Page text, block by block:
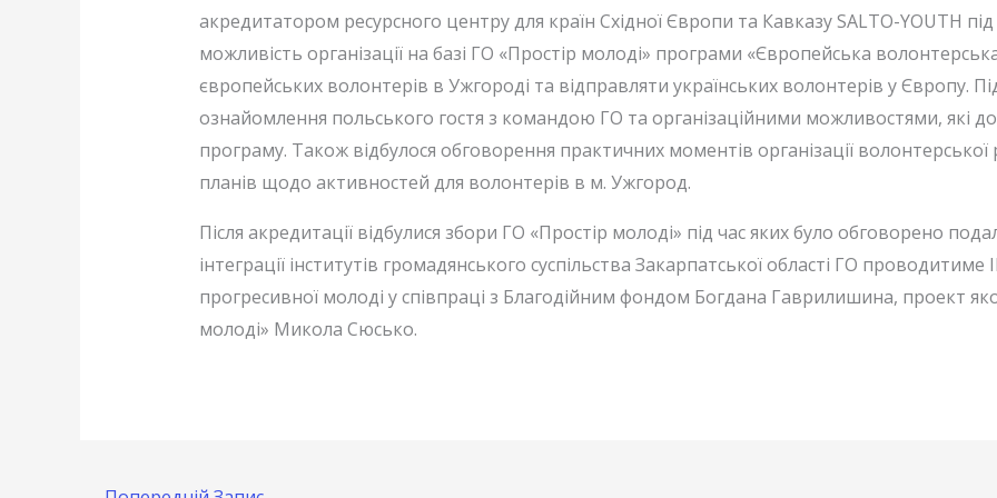
акредитатором ресурсного центру для країн Східної Європи та Кавказу SALTO-YOUTH
можливість організації на базі ГО «Простір молоді» програми «Європейська
європейських волонтерів в Ужгороді та відправляти українських волонтерів у Європу.
ознайомлення польського гостя з командою ГО та організаційними можливостями, які
програму. Також відбулося обговорення практичних моментів організації
планів щодо активностей для волонтерів в м. Ужгород.
Після акредитації відбулися збори ГО «Простір молоді» під час яких було обговорено
інтеграції інститутів громадянського суспільства Закарпатської області ГО проводитиме
прогресивної молоді у співпраці з Благодійним фондом Богдана Гаврилишина, проект
молоді» Микола Сюсько.